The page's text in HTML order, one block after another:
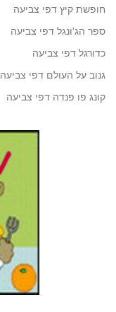
חופשת קיץ דפי צביעה
ספר הג'ונגל דפי צביעה
כדורגל דפי צביעה
גנוב על העולם דפי צביעה
קונג פו פנדה דפי צביעה